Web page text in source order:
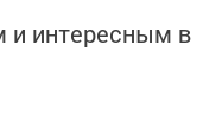
интересным в